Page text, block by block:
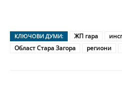
КЛЮЧОВИ ДУМИ: ЖП гара
Област Стара Загора
региони